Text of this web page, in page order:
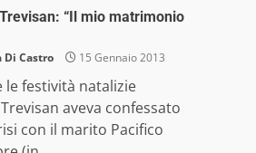
“Il mio matrimonio
Di Castro 15 Gennaio 2013
le festività natalizie
aveva confessato
con il marito Pacifico